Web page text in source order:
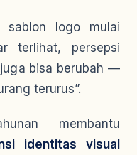
sablon logo mulai
terlihat, persepsi
bisa berubah —
terurus”.
membantu
identitas visual